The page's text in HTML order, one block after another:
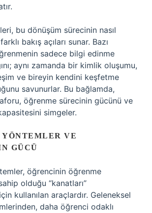
bu dönüşüm sürecinin nasıl
bakış açıları sunar. Bazı
sadece bilgi edinme
aynı zamanda bir kimlik oluşumu,
ve bireyin kendini keşfetme
savunurlar. Bu bağlamda,
öğrenme sürecinin gücünü ve
simgeler.
VE
GÜCÜ
öğrencinin öğrenme
olduğu “kanatları”
kullanılan araçlardır. Geleneksel
daha öğrenci odaklı